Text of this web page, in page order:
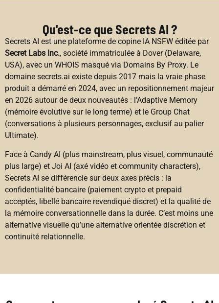
Qu'est-ce que Secrets AI ?
Secrets AI est une plateforme de copine IA NSFW éditée par
Secret Labs Inc., société immatriculée à Dover (Delaware,
USA), avec un WHOIS masqué via Domains By Proxy. Le
domaine secrets.ai existe depuis 2017 mais la vraie phase
produit a démarré en 2024, avec un repositionnement majeur
en 2026 autour de deux nouveautés : l’Adaptive Memory
(mémoire évolutive sur le long terme) et le Group Chat
(conversations à plusieurs personnages, exclusif au palier
Ultimate).
Face à Candy AI (plus mainstream, plus visuel, communauté
plus large) et Joi AI (axé vidéo et community characters),
Secrets AI se différencie sur deux axes précis : la
confidentialité bancaire (paiement crypto et prepaid
acceptés, libellé bancaire revendiqué discret) et la qualité de
la mémoire conversationnelle dans la durée. C’est moins une
alternative visuelle qu’une alternative orientée discrétion et
continuité relationnelle.